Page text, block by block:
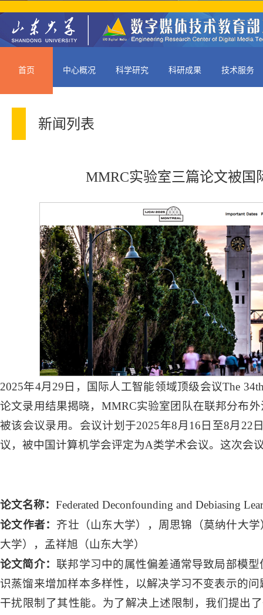
首页 中心概况 科学研究 科研成果 技术服务
新闻列表
MMRC实验室三篇论文被国
2025年4月29日，国际人工智能领域顶级会议The
论文录用结果揭晓，MMRC实验室团队在联邦分布
被该会议录用。会议计划于2025年8月16日至8月22
议，被中国计算机学会评定为A类学术会议。这次会
论文名称： Federated Deconfounding and Debiasing
论文作者： 齐壮（山东大学），周思锦（莫纳什大
大学），孟祥旭（山东大学）
论文简介：联邦学习中的属性偏差通常导致局部模
识蒸馏来增加样本多样性，以解决学习不变表示的
干扰限制了其性能。为了解决上述限制，我们提出